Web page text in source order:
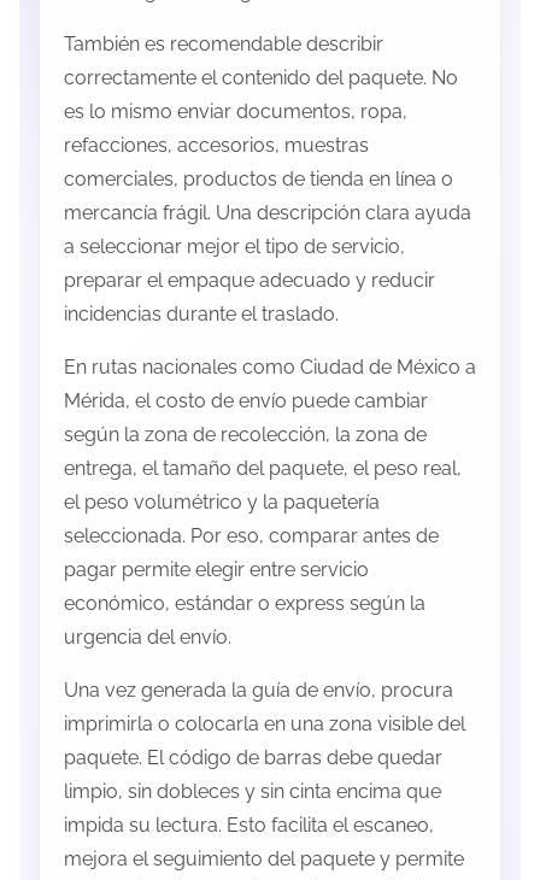
También es recomendable describir
correctamente el contenido del paquete. No
es lo mismo enviar documentos, ropa,
refacciones, accesorios, muestras
comerciales, productos de tienda en línea o
mercancía frágil. Una descripción clara ayuda
a seleccionar mejor el tipo de servicio,
preparar el empaque adecuado y reducir
incidencias durante el traslado.
En rutas nacionales como Ciudad de México a
Mérida, el costo de envío puede cambiar
según la zona de recolección, la zona de
entrega, el tamaño del paquete, el peso real,
el peso volumétrico y la paquetería
seleccionada. Por eso, comparar antes de
pagar permite elegir entre servicio
económico, estándar o express según la
urgencia del envío.
Una vez generada la guía de envío, procura
imprimirla o colocarla en una zona visible del
paquete. El código de barras debe quedar
limpio, sin dobleces y sin cinta encima que
impida su lectura. Esto facilita el escaneo,
mejora el seguimiento del paquete y permite